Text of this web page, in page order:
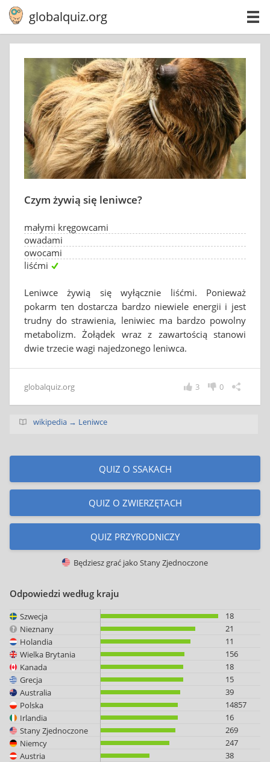
globalquiz.org
Czym żywią się leniwce?
małymi kręgowcami
owadami
owocami
liśćmi
Leniwce żywią się wyłącznie liśćmi. Ponieważ
pokarm ten dostarcza bardzo niewiele energii i jest
trudny do strawienia, leniwiec ma bardzo powolny
metabolizm. Żołądek wraz z zawartością stanowi
dwie trzecie wagi najedzonego leniwca.
globalquiz.org 0
3
wikipedia → Leniwce
QUIZ O SSAKACH
QUIZ O ZWIERZĘTACH
QUIZ PRZYRODNICZY
Będziesz grać jako Stany Zjednoczone
Odpowiedzi według kraju
Szwecja
18
Nieznany
21
Holandia
11
Wielka Brytania
156
Kanada
18
Grecja
15
Australia
39
Polska
14857
Irlandia
16
Stany Zjednoczone
269
Niemcy
247
Austria
38